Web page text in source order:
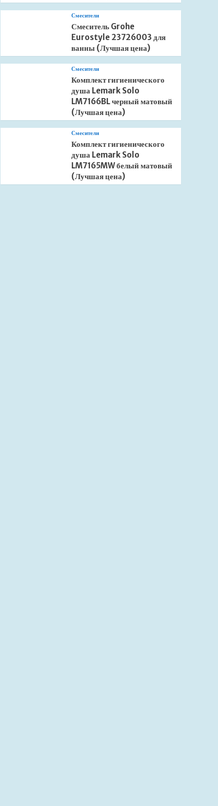
Смесители
Смеситель Grohe
Eurostyle 23726003 для
ванны (Лучшая цена)
Смесители
Комплект гигиенического
душа Lemark Solo
LM7166BL черный матовый
(Лучшая цена)
Смесители
Комплект гигиенического
душа Lemark Solo
LM7165MW белый матовый
(Лучшая цена)